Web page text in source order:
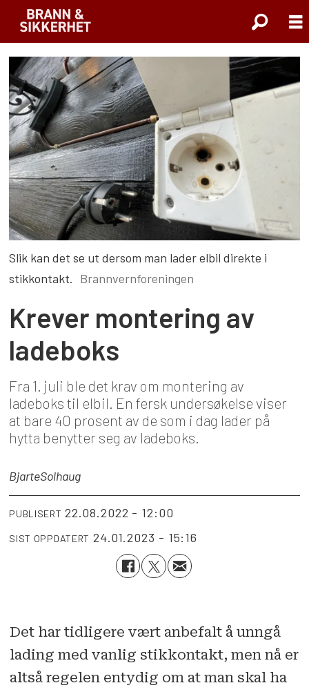
Slik kan det se ut dersom man lader elbil direkte i
stikkontakt. Brannvernforeningen
Krever montering av
ladeboks
Fra 1. juli ble det krav om montering av
ladeboks til elbil. En fersk undersøkelse viser
at bare 40 prosent av de som i dag lader på
hytta benytter seg av ladeboks.
BjarteSolhaug
PUBLISERT 22.08.2022 - 12:00
SIST OPPDATERT 24.01.2023 - 15:16
Det har tidligere vært anbefalt å unngå
lading med vanlig stikkontakt, men nå er
altså regelen entydig om at man skal ha